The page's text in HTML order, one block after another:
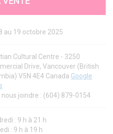
au 19 octobre 2025
Cultural Centre - 3250
Drive, Vancouver (British
V5N 4E4 Canada Google
nous joindre : (604) 879-0154
: 9 h à 21 h
: 9 h à 19 h